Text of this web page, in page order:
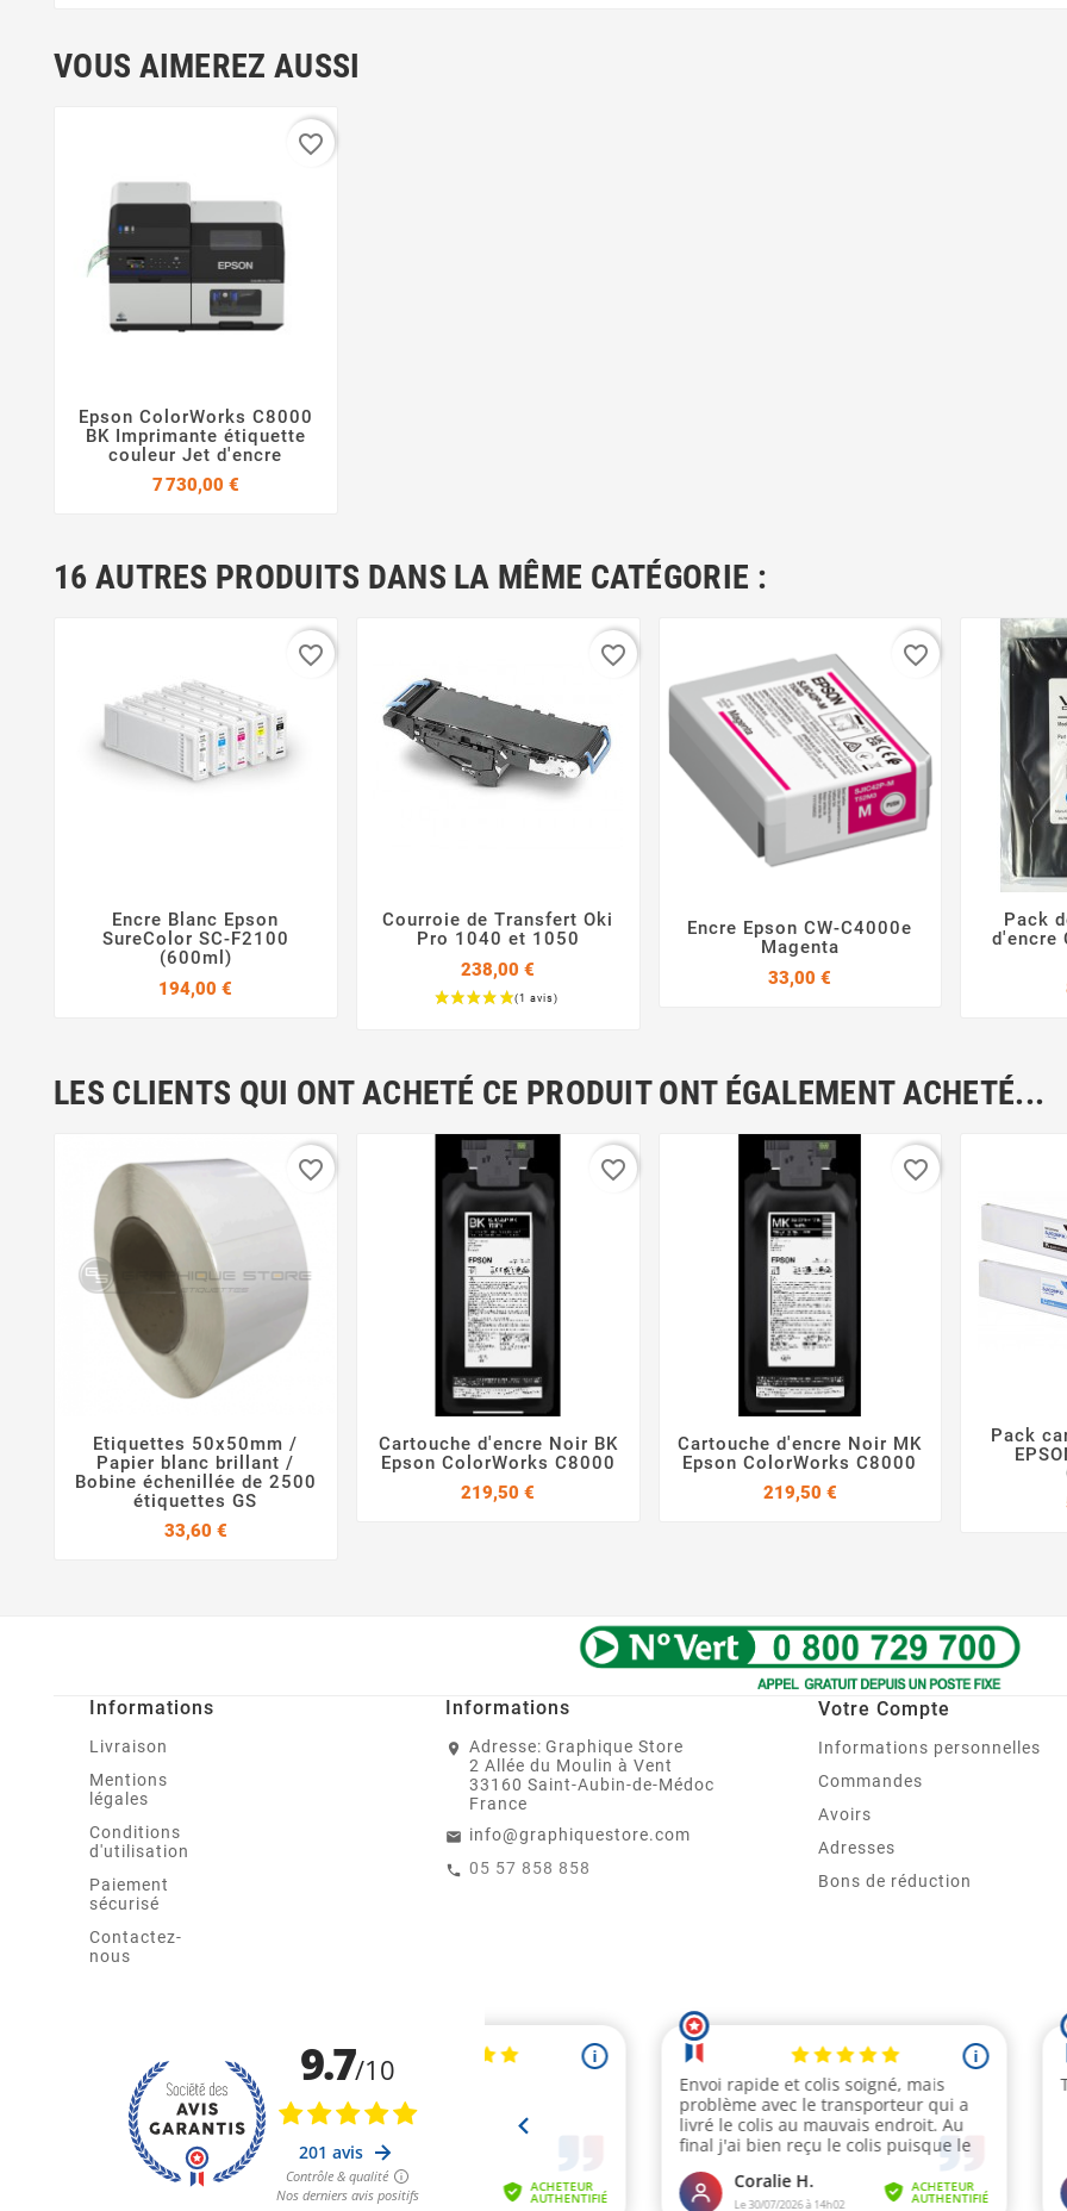
VOUS AIMEREZ AUSSI
 
Epson ColorWorks C8000
BK Imprimante étiquette
couleur Jet d'encre
7 730,00 €Prix
favorite_border
16 AUTRES PRODUITS DANS LA MÊME CATÉGORIE :
 
Encre Blanc Epson
SureColor SC-F2100
(600ml)
194,00 €
favorite_border
 
Courroie de Transfert Oki
Pro 1040 et 1050
238,00 €
Prix
favorite_border
 
Encre Epson CW-C4000e
Magenta
33,00 €
favorite_border
Pack
d'encre
LES CLIENTS QUI ONT ACHETÉ CE PRODUIT ONT ÉGALEMENT ACHETÉ...
 
Etiquettes 50x50mm /
Papier blanc brillant /
Bobine échenillée de 2500
étiquettes GS
33,60 €Prix
favorite_border
 
Cartouche d'encre Noir BK
Epson ColorWorks C8000
219,50 €
favorite_border
 
Cartouche d'encre Noir MK
Epson ColorWorks C8000
219,50 €Prix
favorite_border
Pack
Informations
Livraison
Mentions
légales
Conditions
d'utilisation
Paiement
sécurisé
Contactez-
nous
Informations
Adresse: Graphique Store
2 Allée du Moulin à Vent
33160 Saint-Aubin-de-Médoc
France
info@graphiquestore.com
05 57 858 858
Votre Compte
Informations personnelles
Commandes
Avoirs
Adresses
Bons de réduction